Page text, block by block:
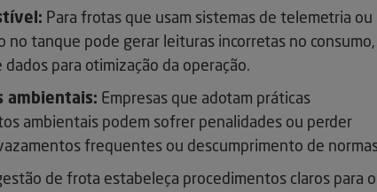
Para frotas que usam sistemas de telemetria ou
no tanque pode gerar leituras incorretas no consumo,
para otimização da operação.
ambientais: Empresas que adotam práticas
ambientais podem sofrer penalidades ou perder
frequentes ou descumprimento de
de frota estabeleça procedimentos claros para o